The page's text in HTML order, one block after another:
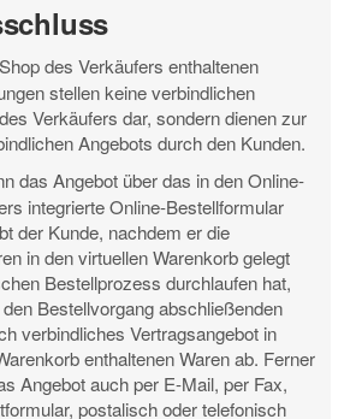
des Verkäufers enthaltenen
stellen keine verbindlichen
Verkäufers dar, sondern dienen zur
Angebots durch den Kunden.
das Angebot über das in den Online-
integrierte Online-Bestellformular
der Kunde, nachdem er die
in den virtuellen Warenkorb gelegt
Bestellprozess durchlaufen hat,
Bestellvorgang abschließenden
verbindliches Vertragsangebot in
enthaltenen Waren ab. Ferner
Angebot auch per E-Mail, per Fax,
postalisch oder telefonisch